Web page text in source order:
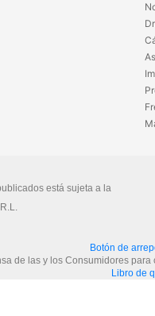
está sujeta a la
Botón de
de las y los Consumidores
Libro de